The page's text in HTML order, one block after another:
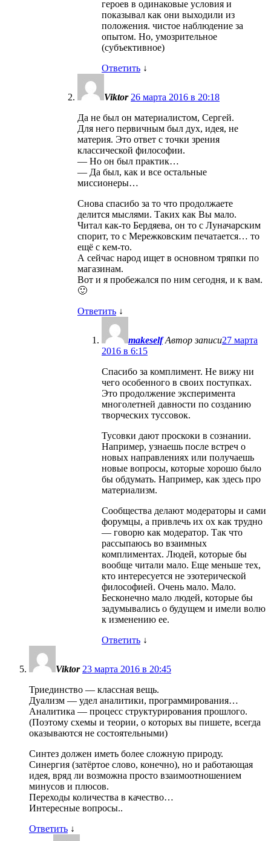
героев в одинаковые условия и
показывал как они выходили из
положения. чистое наблюдение за
опытом. Но, умозрительное
(субъективное)
Ответить ↓
Viktor 26 марта 2016 в 20:18
Да не был он материалистом, Сергей.
Для него первичным был дух, идея, не
материя. Это ответ с точки зрения
классической философии.
— Но он был практик…
— Да был, как и все остальные
миссионеры…
Снова спасибо за то что продолжаете
делится мыслями. Таких как Вы мало.
Читал как-то Бердяева, он то с Луначарским
спорит, то с Мережковским печатается… то
ещё с кем-то.
А сейчас народ ищет в основном тряпки по
магазинам.
Вот и я пробежался по ним сегодня, и к вам.
🙂
Ответить ↓
makeself Автор записи27 марта
2016 в 6:15
Спасибо за комплимент. Не вижу ни
чего особенного в своих поступках.
Это продолжение эксперимента
многолетней давности по созданию
творческих туссовок.
Тусовки дают проскоки в сознании.
Например, узнаешь после встреч о
новых направлениях или получаешь
новые вопросы, которые хорошо было
бы обдумать. Например, как здесь про
материализм.
Сообщества делают модераторы и сами
форумцы, а привлечь их ох как трудно
— говорю как модератор. Так что
рассыпаюсь во взаимных
комплиментах. Людей, которые бы
вообще читали мало. Еще меньше тех,
кто интересуется не эзотерической
философией. Очень мало. Мало.
Бесконечно мало людей, которые бы
задумывались о будущем и имели волю
к изменению ее.
Ответить ↓
Viktor 23 марта 2016 в 20:45
Триединство — классная вещь.
Дуализм — удел аналитики, программирования…
Аналитика — процесс структурирования прошлого.
(Поэтому схемы и теории, о которых вы пишете, всегда
оказываются не состоятельными)
Синтез должен иметь более сложную природу.
Синергия (затёртое слово, конечно), но и работающая
идея, вряд ли возможна просто взаимоотношением
минусов и плюсов.
Переходы количества в качество…
Интересные вопросы..
Ответить ↓